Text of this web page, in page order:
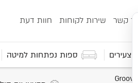
קשר שירות לקוחות חוות דעת
וצעירים ספות נפתחות למיטה